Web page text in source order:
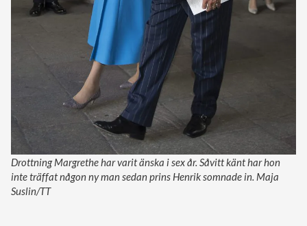
Drottning Margrethe har varit änska i sex år. Såvitt känt har hon
inte träffat någon ny man sedan prins Henrik somnade in. Maja
Suslin/TT